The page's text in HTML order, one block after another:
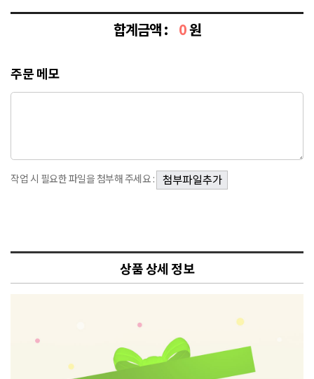
합계금액 : 0원
주문 메모
작업 시 필요한 파일을 첨부해 주세요 :
상품 상세 정보